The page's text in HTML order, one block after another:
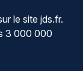
le site jds.fr.
3 000 000